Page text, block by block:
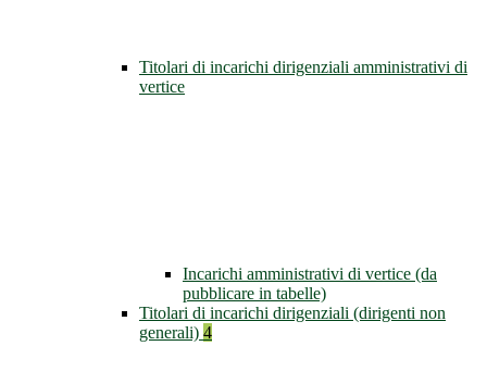
Titolari di incarichi dirigenziali amministrativi di
vertice
Incarichi amministrativi di vertice (da
pubblicare in tabelle)
Titolari di incarichi dirigenziali (dirigenti non
generali) 4